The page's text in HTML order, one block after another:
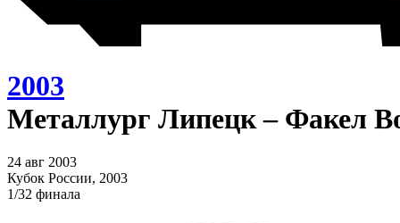
2003
Металлург Липецк – Факел
24 авг 2003
Кубок России, 2003
1/32 финала